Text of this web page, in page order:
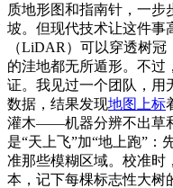
质地形图和指南针，一步
坡。但现代技术让这件事
（LiDAR）可以穿透树
的洼地都无所遁形。不过
证。我见过一个团队，用
数据，结果发现地图上标
灌木——机器分辨不出草
是“天上飞”加“地上跑”：
准那些模糊区域。校准时
本，记下每棵标志性大树